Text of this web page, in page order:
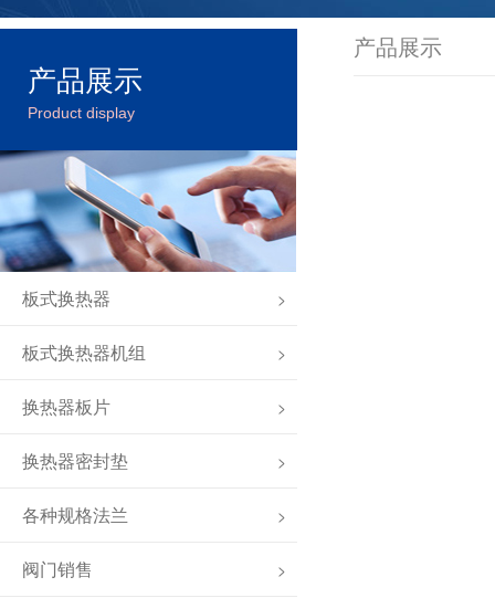
产品展示
Product display
板式换热器 >
板式换热器机组 >
换热器板片 >
换热器密封垫 >
各种规格法兰 >
阀门销售 >
产品展示